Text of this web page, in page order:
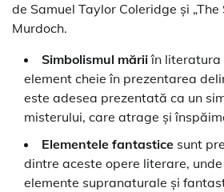
de Samuel Taylor Coleridge și „The
Murdoch.
Simbolismul măriiîn literatura
element cheie în prezentarea
este adesea prezentată ca un
misterului, care atrage și
Elementele fantastice sunt
dintre aceste opere literare,
elemente supranaturale și